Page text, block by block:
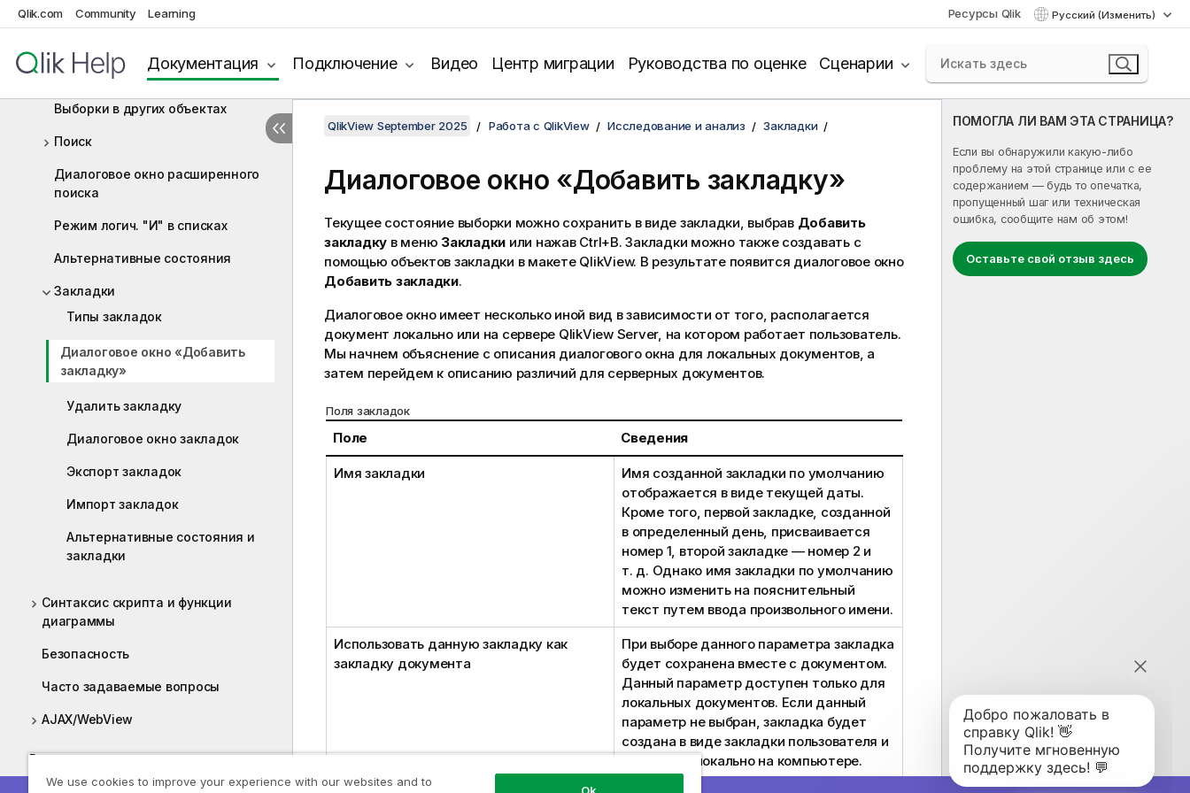
Qlik.com Community Learning Ресурсы Qlik Русский (Изменить)
Документация Подключение Видео Центр миграции Руководства по оценке Сценарии
Блокировка выбранных значений
Текущие выборки
Выборки в других объектах
Поиск
Диалоговое окно расширенного
поиска
Режим логич. "И" в списках
Альтернативные состояния
Закладки
Типы закладок
Диалоговое окно «Добавить
закладку»
Удалить закладку
Диалоговое окно закладок
Экспорт закладок
Импорт закладок
Альтернативные состояния и
закладки
Синтаксис скрипта и функции
диаграммы
Безопасность
Часто задаваемые вопросы
AJAX/WebView
Развертывание
ПОМОГЛА ЛИ ВАМ ЭТА СТРАНИЦА?
Если вы обнаружили какую-либо
проблему на этой странице или с ее
содержанием — будь то опечатка,
пропущенный шаг или техническая
ошибка, сообщите нам об этом!
Оставьте свой отзыв здесь
QlikView September 2025 Работа с QlikView Исследование и анализ Закладки
Диалоговое окно «Добавить закладку»
Текущее состояние выборки можно сохранить в виде закладки, выбрав Добавить
закладку в меню Закладки или нажав Ctrl+B. Закладки можно также создавать с
помощью объектов закладки в макете QlikView. В результате появится диалоговое окно
Добавить закладки.
Диалоговое окно имеет несколько иной вид в зависимости от того, располагается
документ локально или на сервере QlikView Server, на котором работает пользователь.
Мы начнем объяснение с описания диалогового окна для локальных документов, а
затем перейдем к описанию различий для серверных документов.
Поля закладок
Поле Сведения
Имя закладки
Имя созданной закладки по умолчанию
отображается в виде текущей даты.
Кроме того, первой закладке, созданной
в определенный день, присваивается
номер 1, второй закладке — номер 2 и
т. д. Однако имя закладки по умолчанию
можно изменить на пояснительный
текст путем ввода произвольного имени.
Использовать данную закладку как
закладку документа
При выборе данного параметра закладка
будет сохранена вместе с документом.
Данный параметр доступен только для
локальных документов. Если данный
параметр не выбран, закладка будет
создана в виде закладки пользователя и
сохранена локально на компьютере.
We use cookies to improve your experience with our websites and to